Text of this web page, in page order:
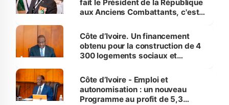
fait le Président de la République
aux Anciens Combattants, c'est
Côte d’Ivoire. Un financement
obtenu pour la construction de 4
300 logements sociaux et
et Yamoussoukro
Côte d’Ivoire - Emploi et
autonomisation : un nouveau
Programme au profit de 5,3